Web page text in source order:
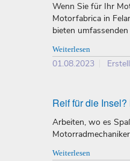
Wenn Sie für Ihr
Motorfabrica in
bieten umfassenden
Weiterlesen
01.08.2023
Reif für die
Arbeiten, wo es
Weiterlesen